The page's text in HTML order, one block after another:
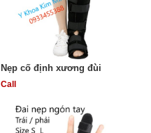
Nẹp cố định xương đùi
Call